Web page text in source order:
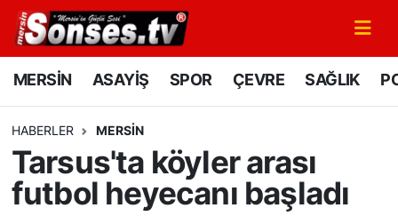
MERSİN ASAYİŞ SPOR ÇEVRE SAĞLIK
HABERLER MERSİN
Tarsus'ta köyler arası
futbol heyecanı başladı
MERSİN
SPOR
GÜNÜN MANŞETİ
Mersin Nöbetçi Eczaneler
Mersin Namaz Vakitleri
Mersin Trafik Yoğunluk Haritası